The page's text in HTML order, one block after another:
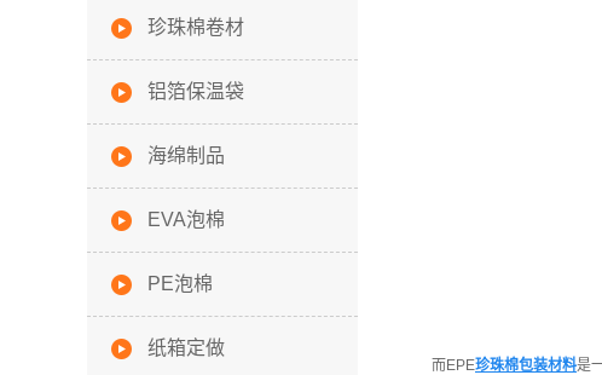
珍珠棉卷材
铝箔保温袋
海绵制品
EVA泡棉
PE泡棉
纸箱定做
而EPE珍珠棉包装材料是